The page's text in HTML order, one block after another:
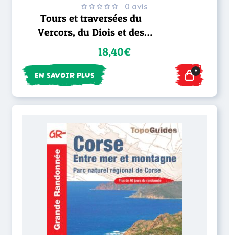
0 avis
Tours et traversées du
Vercors, du Diois et des
Baronnies - GR® 9
18,40€
EN SAVOIR PLUS +